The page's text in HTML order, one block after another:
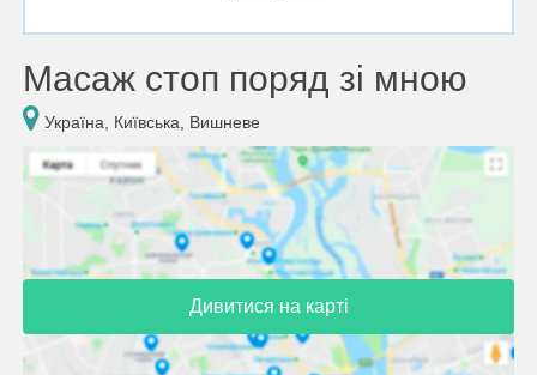
Масаж стоп поряд зі мною
Україна, Київська, Вишневе
Дивитися на карті